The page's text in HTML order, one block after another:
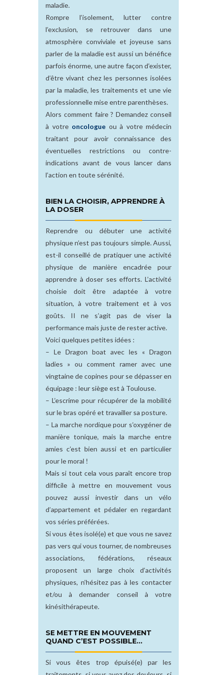
maladie.
Rompre l’isolement, lutter contre
l’exclusion, se retrouver dans une
atmosphère conviviale et joyeuse sans
parler de la maladie est aussi un bénéfice
parfois énorme, une autre façon d’exister,
d’être vivant chez les personnes isolées
par la maladie, les traitements et une vie
professionnelle mise entre parenthèses.
Alors comment faire ? Demandez conseil
à votre oncologue ou à votre médecin
traitant pour avoir connaissance des
éventuelles restrictions ou contre-
indications avant de vous lancer dans
l’action en toute sérénité.
BIEN LA CHOISIR, APPRENDRE À
LA DOSER
Reprendre ou débuter une activité
physique n’est pas toujours simple. Aussi,
est-il conseillé de pratiquer une activité
physique de manière encadrée pour
apprendre à doser ses efforts. L’activité
choisie doit être adaptée à votre
situation, à votre traitement et à vos
goûts. II ne s’agit pas de viser la
performance mais juste de rester active.
Voici quelques petites idées :
– Le Dragon boat avec les « Dragon
ladies » ou comment ramer avec une
vingtaine de copines pour se dépasser en
équipage : leur siège est à Toulouse.
– L’escrime pour récupérer de la mobilité
sur le bras opéré et travailler sa posture.
– La marche nordique pour s’oxygéner de
manière tonique, mais la marche entre
amies c’est bien aussi et en particulier
pour le moral !
Mais si tout cela vous paraît encore trop
difficile à mettre en mouvement vous
pouvez aussi investir dans un vélo
d’appartement et pédaler en regardant
vos séries préférées.
Si vous êtes isolé(e) et que vous ne savez
pas vers qui vous tourner, de nombreuses
associations, fédérations, réseaux
proposent un large choix d’activités
physiques, n’hésitez pas à les contacter
et/ou à demander conseil à votre
kinésithérapeute.
SE METTRE EN MOUVEMENT
QUAND C’EST POSSIBLE…
Si vous êtes trop épuisé(e) par les